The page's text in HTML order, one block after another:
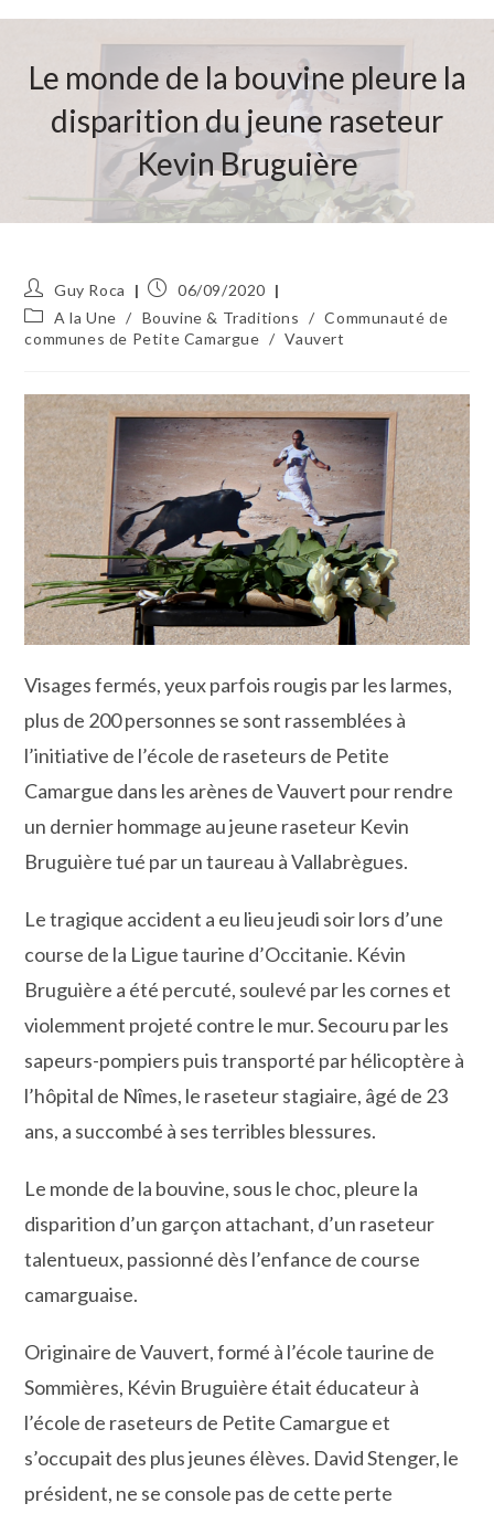
Le monde de la bouvine pleure la
disparition du jeune raseteur
Kevin Bruguière
Auteur/autrice
de
publication :
Guy Roca
Publication
publiée :
06/09/2020
Post
category:
A la Une / Bouvine & Traditions / Communauté de
communes de Petite Camargue / Vauvert
Visages fermés, yeux parfois rougis par les larmes,
plus de 200 personnes se sont rassemblées à
l’initiative de l’école de raseteurs de Petite
Camargue dans les arènes de Vauvert pour rendre
un dernier hommage au jeune raseteur Kevin
Bruguière tué par un taureau à Vallabrègues.
Le tragique accident a eu lieu jeudi soir lors d’une
course de la Ligue taurine d’Occitanie. Kévin
Bruguière a été percuté, soulevé par les cornes et
violemment projeté contre le mur. Secouru par les
sapeurs-pompiers puis transporté par hélicoptère à
l’hôpital de Nîmes, le raseteur stagiaire, âgé de 23
ans, a succombé à ses terribles blessures.
Le monde de la bouvine, sous le choc, pleure la
disparition d’un garçon attachant, d’un raseteur
talentueux, passionné dès l’enfance de course
camarguaise.
Originaire de Vauvert, formé à l’école taurine de
Sommières, Kévin Bruguière était éducateur à
l’école de raseteurs de Petite Camargue et
s’occupait des plus jeunes élèves. David Stenger, le
président, ne se console pas de cette perte